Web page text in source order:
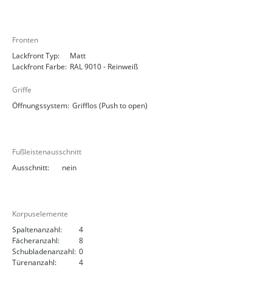
Fronten
Lackfront Typ:
Matt
Lackfront Farbe: RAL 9010 - Reinweiß
Griffe
Öffnungssystem: Grifflos (Push to open)
Fußleistenausschnitt
Ausschnitt:
nein
Korpuselemente
Spaltenanzahl:
4
Fächeranzahl:
8
Schubladenanzahl: 0
Türenanzahl:
4